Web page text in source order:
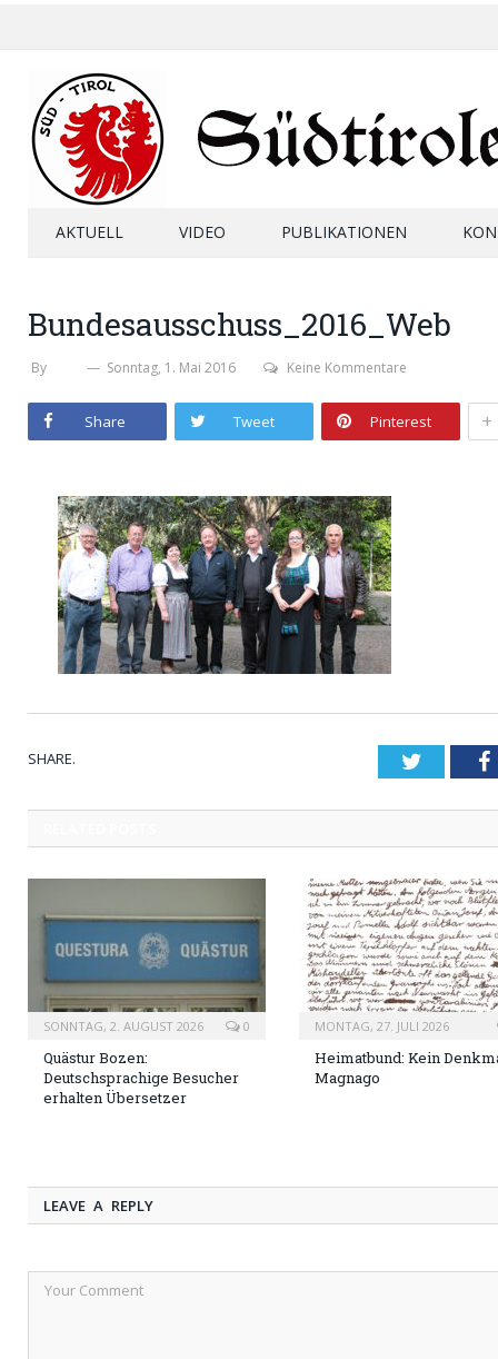
AKTUELL VIDEO PUBLIKATIONEN
Bundesausschuss_2016_Web
By Sonntag, 1. Mai 2016 Keine Kommentare
Share Tweet Pinterest +
SHARE. Twitter
SONNTAG, 2. AUGUST 2026 0
Quästur Bozen:
Deutschsprachige Besucher
erhalten Übersetzer
MONTAG, 27. JULI 2026
Heimatbund: Kein
Magnago
LEAVE A REPLY